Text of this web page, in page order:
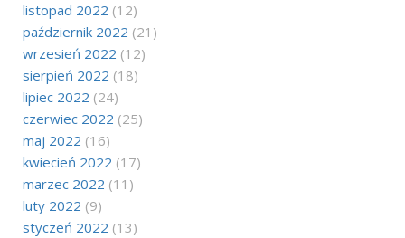
listopad 2022 (12)
październik 2022 (21)
wrzesień 2022 (12)
sierpień 2022 (18)
lipiec 2022 (24)
czerwiec 2022 (25)
maj 2022 (16)
kwiecień 2022 (17)
marzec 2022 (11)
luty 2022 (9)
styczeń 2022 (13)